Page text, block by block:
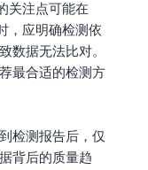
关注点可能在
，应明确检测依
数据无法比对。
最合适的检测方
检测报告后，仅
背后的质量趋